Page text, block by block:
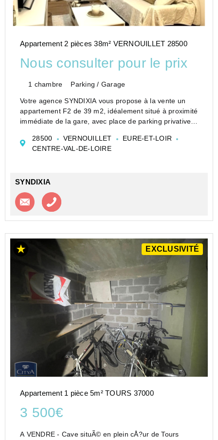
Appartement 2 pièces 38m² VERNOUILLET 28500
Nous consulter pour le prix
1 chambre Parking / Garage
Votre agence SYNDIXIA vous propose à la vente un
appartement F2 de 39 m2, idéalement situé à proximité
immédiate de la gare, avec place de parking privative.
avec cuisine ouverte de 26 m2, une chambre av...
28500 VERNOUILLET
EURE-ET-LOIR
CENTRE-VAL-DE-LOIRE
SYNDIXIA
Contacter l'agence
EXCLUSIVITÉ
Appartement 1 pièce 5m² TOURS 37000
3 500€
A VENDRE - Cave situÃ© en plein cÅ?ur de Tours